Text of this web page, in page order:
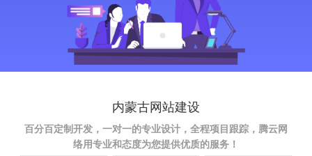
内蒙古网站建设
百分百定制开发，一对一的专业设计，全程项目跟踪，腾云网
络用专业和态度为您提供优质的服务！